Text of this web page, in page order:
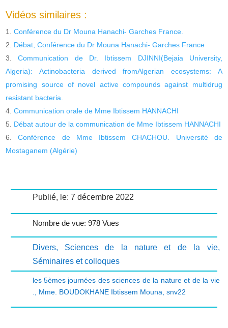
Vidéos similaires :
Conférence du Dr Mouna Hanachi- Garches France.
Débat, Conférence du Dr Mouna Hanachi- Garches France
Communication de Dr. Ibtissem DJINNI(Bejaia University,
Algeria): Actinobacteria derived fromAlgerian ecosystems: A
promising source of novel active compounds against multidrug
resistant bacteria.
Communication orale de Mme Ibtissem HANNACHI
Débat autour de la communication de Mme Ibtissem HANNACHI
Conférence de Mme Ibtissem CHACHOU. Université de
Mostaganem (Algérie)
Publié, le: 7 décembre 2022
Nombre de vue: 978 Vues
Divers, Sciences de la nature et de la vie,
Séminaires et colloques
les 5èmes journées des sciences de la nature et de la vie
Mme. BOUDOKHANE Ibtissem Mouna snv22